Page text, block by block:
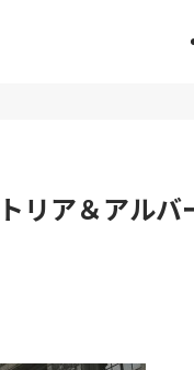
リア＆アル